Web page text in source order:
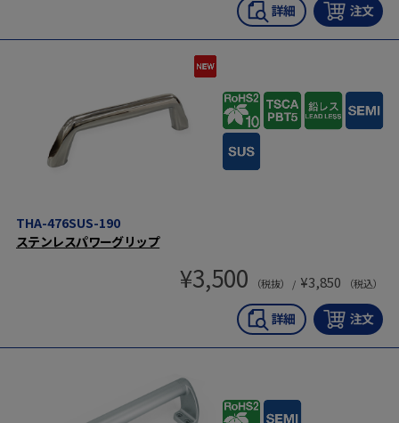
THA-476SUS-190
ステンレスパワーグリップ
¥3,500 （税抜） / ¥3,850 （税込）